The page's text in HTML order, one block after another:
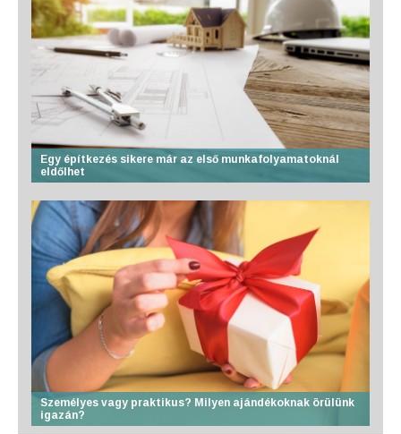
Egy építkezés sikere már az első munkafolyamatoknál
eldőlhet
Személyes vagy praktikus? Milyen ajándékoknak örülünk
igazán?